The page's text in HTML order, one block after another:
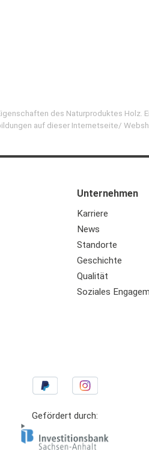
des Naturproduktes
auf dieser Internetseite/
Unternehmen
Karriere
News
Standorte
Geschichte
Qualität
Soziales
Gefördert durch: